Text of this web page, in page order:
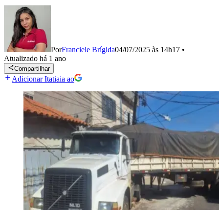
PorFranciele Brígida04/07/2025 às 14h17 •
Atualizado há 1 ano
Compartilhar
Adicionar Itatiaia ao